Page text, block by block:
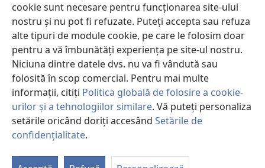
cookie sunt necesare pentru funcționarea site-ului
nostru și nu pot fi refuzate. Puteți accepta sau refuza
alte tipuri de module cookie, pe care le folosim doar
pentru a vă îmbunătăți experiența pe site-ul nostru.
Niciuna dintre datele dvs. nu va fi vândută sau
folosită în scop comercial. Pentru mai multe
informații, citiți Politica globală de folosire a cookie-
urilor și a tehnologiilor similare. Vă puteți personaliza
setările oricând doriți accesând Setările de
confidențialitate.